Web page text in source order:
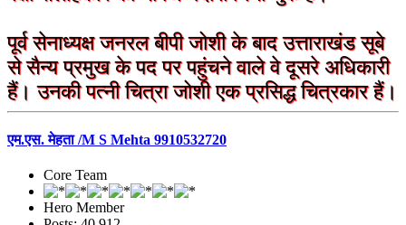
पूर्व सेनाध्यक्ष जनरल बीपी जोशी के बाद उत्ताराखंड सूबे
से सैन्य प्रमुख के पद पर पहुंचने वाले वे दूसरे अधिकारी
हैं। उनकी पत्नी चित्रा जोशी एक प्रसिद्ध चित्रकार हैं।
एम.एस. मेहता /M S Mehta 9910532720
Core Team
Hero Member